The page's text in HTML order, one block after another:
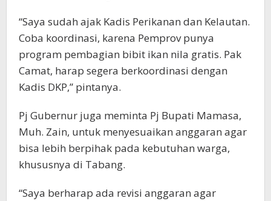
“Saya sudah ajak Kadis Perikanan dan Kelautan.
Coba koordinasi, karena Pemprov punya
program pembagian bibit ikan nila gratis. Pak
Camat, harap segera berkoordinasi dengan
Kadis DKP,” pintanya.
Pj Gubernur juga meminta Pj Bupati Mamasa,
Muh. Zain, untuk menyesuaikan anggaran agar
bisa lebih berpihak pada kebutuhan warga,
khususnya di Tabang.
“Saya berharap ada revisi anggaran agar